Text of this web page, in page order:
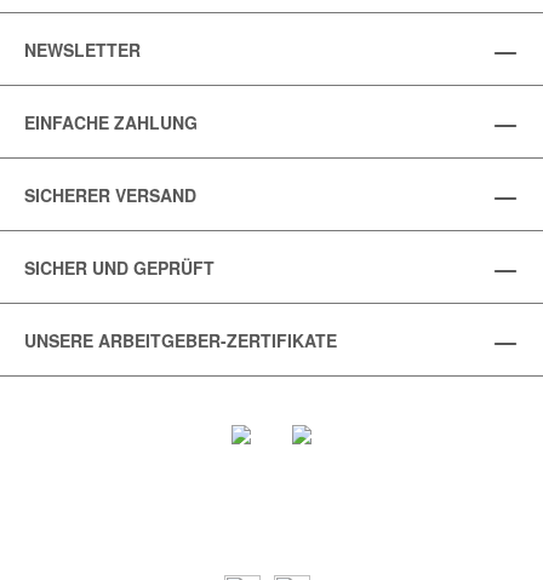
NEWSLETTER
EINFACHE ZAHLUNG
SICHERER VERSAND
SICHER UND GEPRÜFT
UNSERE ARBEITGEBER-ZERTIFIKATE